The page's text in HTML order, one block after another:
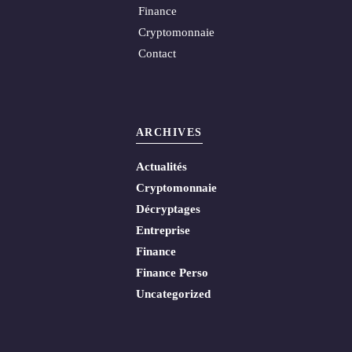
Finance
Cryptomonnaie
Contact
ARCHIVES
Actualités
Cryptomonnaie
Décryptages
Entreprise
Finance
Finance Perso
Uncategorized